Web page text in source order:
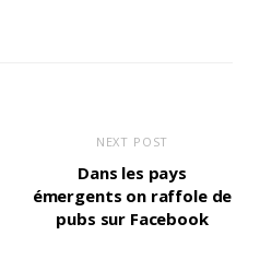
NEXT POST
Dans les pays
émergents on raffole de
pubs sur Facebook